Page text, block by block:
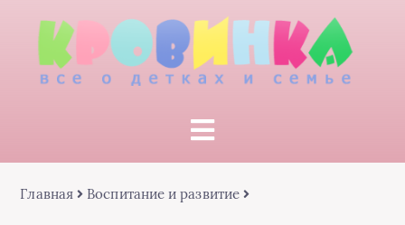
Главная Воспитание и развитие